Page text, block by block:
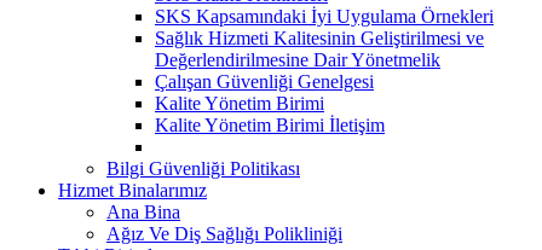
SKS Kapsamındaki İyi Uygulama Örnekleri
Sağlık Hizmeti Kalitesinin Geliştirilmesi ve
Değerlendirilmesine Dair Yönetmelik
Çalışan Güvenliği Genelgesi
Kalite Yönetim Birimi
Kalite Yönetim Birimi İletişim
Bilgi Güvenliği Politikası
Hizmet Binalarımız
Ana Bina
Ağız Ve Diş Sağlığı Polikliniği